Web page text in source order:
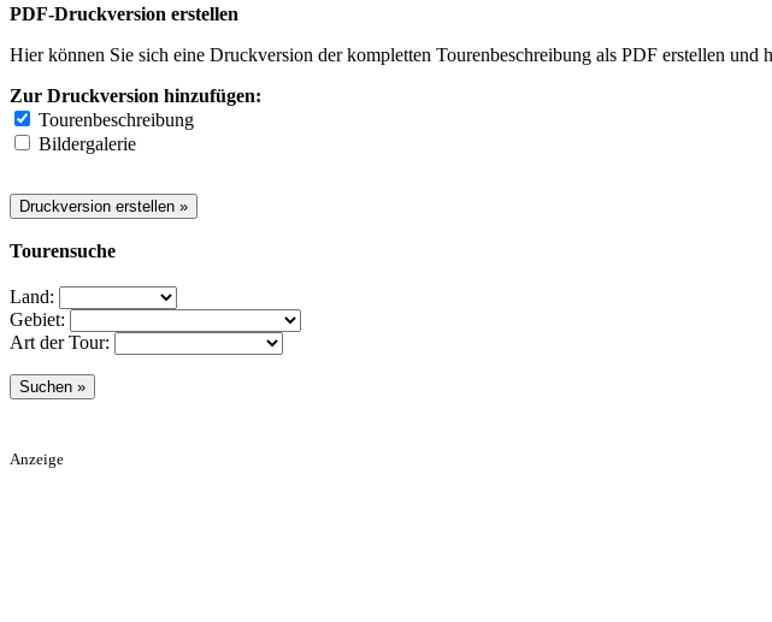
PDF-Druckversion erstellen
Hier können Sie sich eine Druckversion der kompletten Tourenbeschreibung als PDF erstellen
Zur Druckversion hinzufügen:
Tourenbeschreibung
Bildergalerie
Tourensuche
Land:
Gebiet:
Art der Tour:
Anzeige